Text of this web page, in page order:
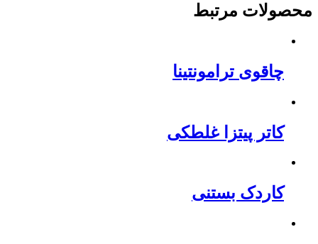
محصولات مرتبط
چاقوی ترامونتینا
کاتر پیتزا غلطکی
کاردک بستنی